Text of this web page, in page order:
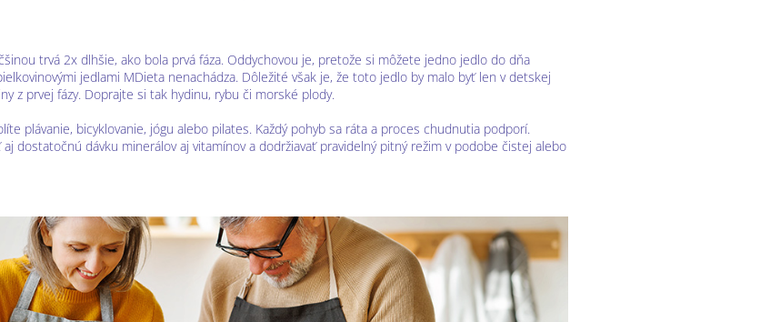
trvá 2x dlhšie, ako bola prvá fáza. Oddychovou je, pretože si môžete jedno jedlo do dňa
jedlami MDieta nenachádza. Dôležité však je, že toto jedlo by malo byť len v detskej
z prvej fázy. Doprajte si tak hydinu, rybu či morské plody.
plávanie, bicyklovanie, jógu alebo pilates. Každý pohyb sa ráta a proces chudnutia podporí.
dostatočnú dávku minerálov aj vitamínov a dodržiavať pravidelný pitný režim v podobe čistej alebo